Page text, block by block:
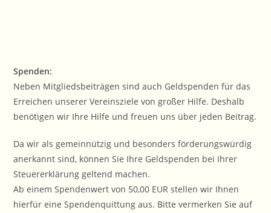
Spenden:
Neben Mitgliedsbeiträgen sind auch Geldspenden für das
Erreichen unserer Vereinsziele von großer Hilfe. Deshalb
benötigen wir Ihre Hilfe und freuen uns über jeden Beitrag.
Da wir als gemeinnützig und besonders förderungswürdig
anerkannt sind, können Sie Ihre Geldspenden bei Ihrer
Steuererklärung geltend machen.
Ab einem Spendenwert von 50,00 EUR stellen wir Ihnen
hierfür eine Spendenquittung aus. Bitte vermerken Sie auf